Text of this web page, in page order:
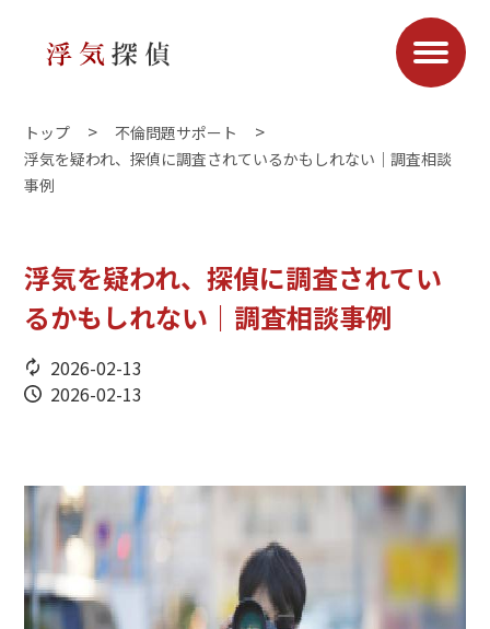
トップ
不倫問題サポート
浮気を疑われ、探偵に調査されているかもしれない｜調査相談
事例
浮気を疑われ、探偵に調査されてい
るかもしれない｜調査相談事例
2026-02-13
2026-02-13